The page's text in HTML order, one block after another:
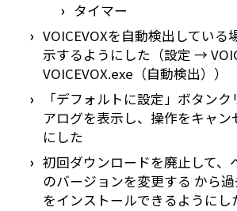
タイマー
VOICEVOXを自動検出している
示するようにした（設定 →
VOICEVOX.exe（自動検出））
「デフォルトに設定」ボタン
アログを表示し、操作をキャン
にした
初回ダウンロードを廃止して
のバージョンを変更する から
をインストールできるようにし